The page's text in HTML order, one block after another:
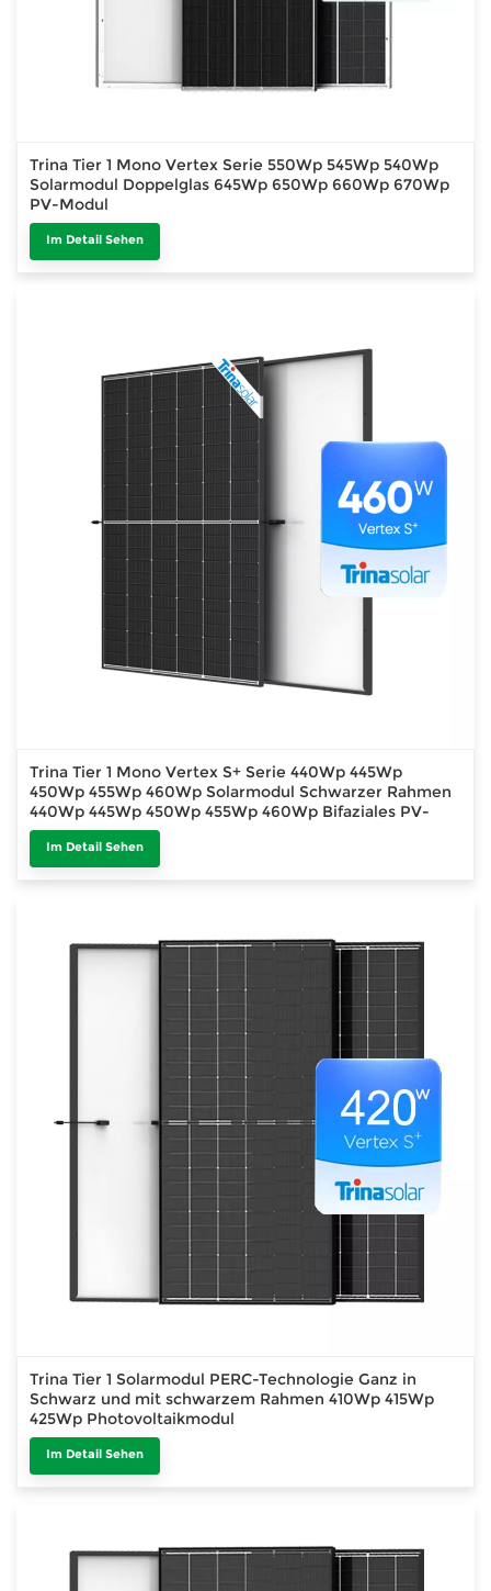
Trina Tier 1 Mono Vertex Serie 550Wp 545Wp 540Wp
Solarmodul Doppelglas 645Wp 650Wp 660Wp 670Wp
PV-Modul
Im Detail Sehen
Trina Tier 1 Mono Vertex S+ Serie 440Wp 445Wp
450Wp 455Wp 460Wp Solarmodul Schwarzer Rahmen
440Wp 445Wp 450Wp 455Wp 460Wp Bifaziales PV-
Modul Bifaziales PV-Modul
Im Detail Sehen
Trina Tier 1 Solarmodul PERC-Technologie Ganz in
Schwarz und mit schwarzem Rahmen 410Wp 415Wp
425Wp Photovoltaikmodul
Im Detail Sehen